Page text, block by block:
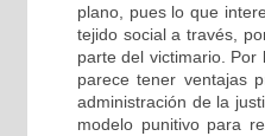
plano, pues lo que
tejido social a través,
parte del victimario.
parece tener ventajas
administración de la
modelo punitivo para